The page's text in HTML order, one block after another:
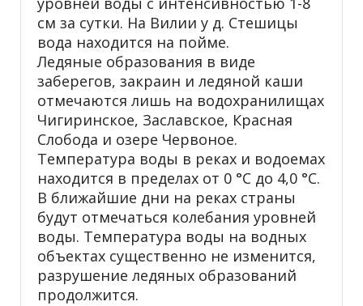
см за сутки. На Вилии у д. Стешицы
вода находится на пойме.
Ледяные образования в виде
заберегов, закраин и ледяной каши
отмечаются лишь на водохранилищах
Чигиринское, Заславское, Красная
Слобода и озере Червоное.
Температура воды в реках и водоемах
находится в пределах от 0 °С до 4,0 °С.
В ближайшие дни на реках страны
будут отмечаться колебания уровней
воды. Температура воды на водных
объектах существенно не изменится,
разрушение ледяных образований
продолжится.